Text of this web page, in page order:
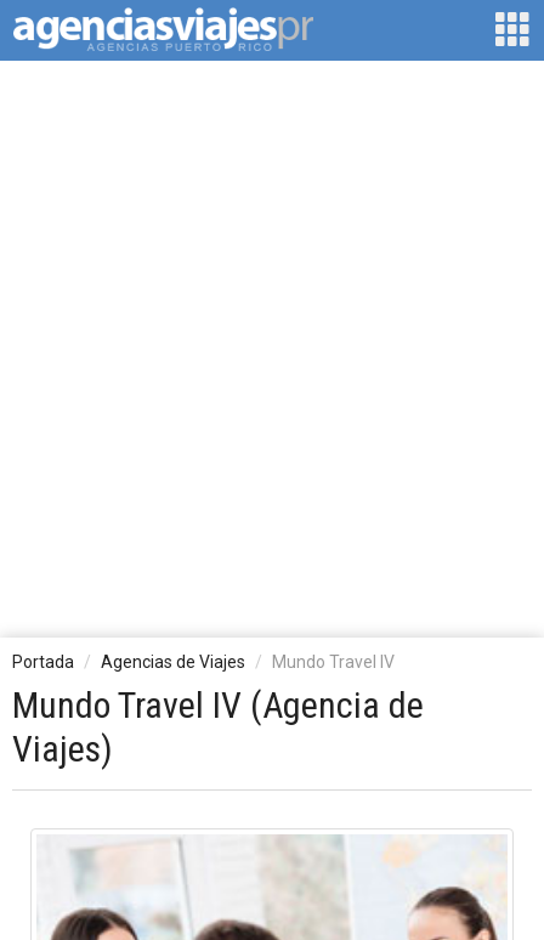
Portada Agencias de Viajes Mundo Travel IV
Mundo Travel IV (Agencia de
Viajes)